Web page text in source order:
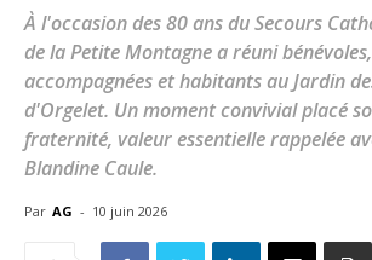
À l'occasion des 80 ans du Secours
de la Petite Montagne a réuni
accompagnées et habitants au Jardin
d'Orgelet. Un moment convivial placé
fraternité, valeur essentielle rappelée
Blandine Caule.
Par AG - 10 juin 2026